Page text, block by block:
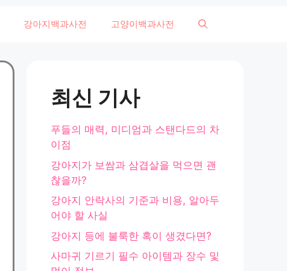
강아지백과사전 고양이백과사전
최신 기사
푸들의 매력, 미디엄과 스탠다드의 차
이점
강아지가 보쌈과 삼겹살을 먹으면 괜
찮을까?
강아지 안락사의 기준과 비용, 알아두
어야 할 사실
강아지 등에 불룩한 혹이 생겼다면?
사마귀 기르기 필수 아이템과 장수 및